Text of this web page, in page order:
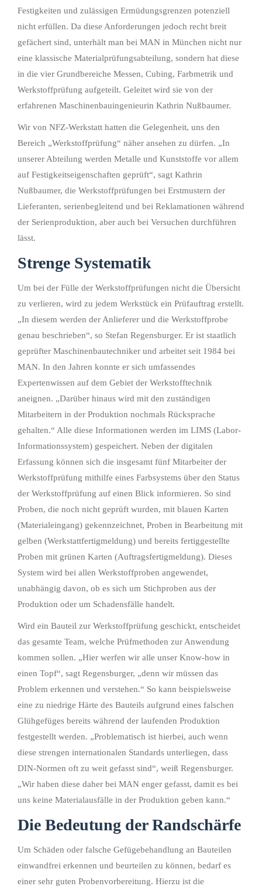
Festigkeiten und zulässigen Ermüdungsgrenzen potenziell
nicht erfüllen. Da diese Anforderungen jedoch recht breit
gefächert sind, unterhält man bei MAN in München nicht nur
eine klassische Materialprüfungsabteilung, sondern hat diese
in die vier Grundbereiche Messen, Cubing, Farbmetrik und
Werkstoffprüfung aufgeteilt. Geleitet wird sie von der
erfahrenen Maschinenbauingenieurin Kathrin Nußbaumer.
Wir von NFZ-Werkstatt hatten die Gelegenheit, uns den
Bereich „Werkstoffprüfung“ näher ansehen zu dürfen. „In
unserer Abteilung werden Metalle und Kunststoffe vor allem
auf Festigkeitseigenschaften geprüft“, sagt Kathrin
Nußbaumer, die Werkstoffprüfungen bei Erstmustern der
Lieferanten, serienbegleitend und bei Reklamationen während
der Serienproduktion, aber auch bei Versuchen durchführen
lässt.
Strenge Systematik
Um bei der Fülle der Werkstoffprüfungen nicht die Übersicht
zu verlieren, wird zu jedem Werkstück ein Prüfauftrag erstellt.
„In diesem werden der Anlieferer und die Werkstoffprobe
genau beschrieben“, so Stefan Regensburger. Er ist staatlich
geprüfter Maschinenbautechniker und arbeitet seit 1984 bei
MAN. In den Jahren konnte er sich umfassendes
Expertenwissen auf dem Gebiet der Werkstofftechnik
aneignen. „Darüber hinaus wird mit den zuständigen
Mitarbeitern in der Produktion nochmals Rücksprache
gehalten.“ Alle diese Informationen werden im LIMS (Labor-
Informationssystem) gespeichert. Neben der digitalen
Erfassung können sich die insgesamt fünf Mitarbeiter der
Werkstoffprüfung mithilfe eines Farbsystems über den Status
der Werkstoffprüfung auf einen Blick informieren. So sind
Proben, die noch nicht geprüft wurden, mit blauen Karten
(Materialeingang) gekennzeichnet, Proben in Bearbeitung mit
gelben (Werkstattfertigmeldung) und bereits fertiggestellte
Proben mit grünen Karten (Auftragsfertigmeldung). Dieses
System wird bei allen Werkstoffproben angewendet,
unabhängig davon, ob es sich um Stichproben aus der
Produktion oder um Schadensfälle handelt.
Wird ein Bauteil zur Werkstoffprüfung geschickt, entscheidet
das gesamte Team, welche Prüfmethoden zur Anwendung
kommen sollen. „Hier werfen wir alle unser Know-how in
einen Topf“, sagt Regensburger, „denn wir müssen das
Problem erkennen und verstehen.“ So kann beispielsweise
eine zu niedrige Härte des Bauteils aufgrund eines falschen
Glühgefüges bereits während der laufenden Produktion
festgestellt werden. „Problematisch ist hierbei, auch wenn
diese strengen internationalen Standards unterliegen, dass
DIN-Normen oft zu weit gefasst sind“, weiß Regensburger.
„Wir haben diese daher bei MAN enger gefasst, damit es bei
uns keine Materialausfälle in der Produktion geben kann.“
Die Bedeutung der Randschärfe
Um Schäden oder falsche Gefügebehandlung an Bauteilen
einwandfrei erkennen und beurteilen zu können, bedarf es
einer sehr guten Probenvorbereitung. Hierzu ist die